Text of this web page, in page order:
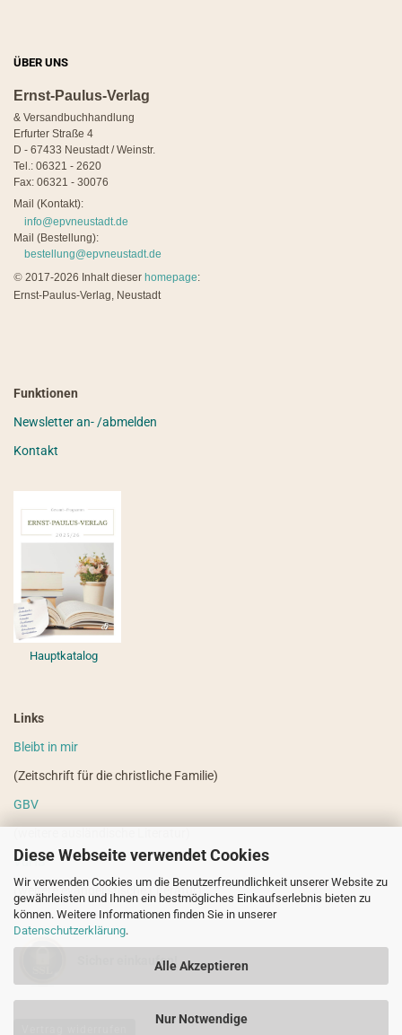
Diese Webseite verwendet Cookies
Wir verwenden Cookies um die Benutzerfreundlichkeit unserer Website zu
gewährleisten und Ihnen ein bestmögliches Einkaufserlebnis bieten zu
können. Weitere Informationen finden Sie in unserer
Datenschutzerklärung.
Alle Akzeptieren
Nur Notwendige
ÜBER UNS
Ernst-Paulus-Verlag
& Versandbuchhandlung
Erfurter Straße 4
D - 67433 Neustadt / Weinstr.
Tel.: 06321 - 2620
Fax: 06321 - 30076
Mail (Kontakt):
info@epvneustadt.de
Mail (Bestellung):
bestellung@epvneustadt.de
© 2017-2026 Inhalt dieser homepage:
Ernst-Paulus-Verlag, Neustadt
Funktionen
Newsletter an- /abmelden
Kontakt
Hauptkatalog
Links
Bleibt in mir
(Zeitschrift für die christliche Familie)
GBV
VdHS
(weitere evangelistische Literatur)
Sicher einkaufen!